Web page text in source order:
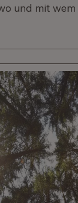
und mit wem